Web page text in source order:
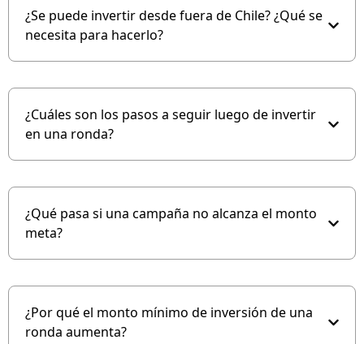
¿Se puede invertir desde fuera de Chile? ¿Qué se
necesita para hacerlo?
¿Cuáles son los pasos a seguir luego de invertir
en una ronda?
¿Qué pasa si una campaña no alcanza el monto
meta?
¿Por qué el monto mínimo de inversión de una
ronda aumenta?